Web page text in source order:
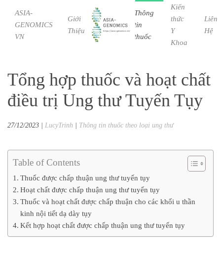
Skip to main content
ASIA-
GENOMICS
VN
Giới
Thiệu
Bệnh
Học
Thông
tin
thuốc
Kiến
thức
Y
Khoa
Liên
Hệ
Tổng hợp thuốc và hoạt chất
điều trị Ung thư Tuyến Tụy
27/12/2023 LucyTrinh Thông tin thuốc theo loại ung thư
Table of Contents
Thuốc được chấp thuận ung thư tuyến tụy
Hoạt chất được chấp thuận ung thư tuyến tụy
Thuốc và hoạt chất được chấp thuận cho các khối u thần
kinh nội tiết dạ dày tụy
Kết hợp hoạt chất được chấp thuận ung thư tuyến tụy